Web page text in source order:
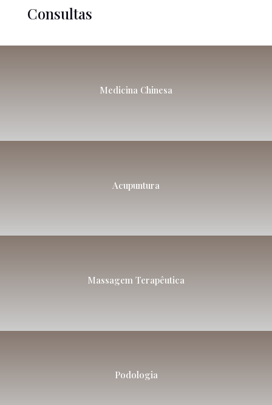
Consultas
Medicina Chinesa
Acupuntura
Massagem Terapêutica
Podologia